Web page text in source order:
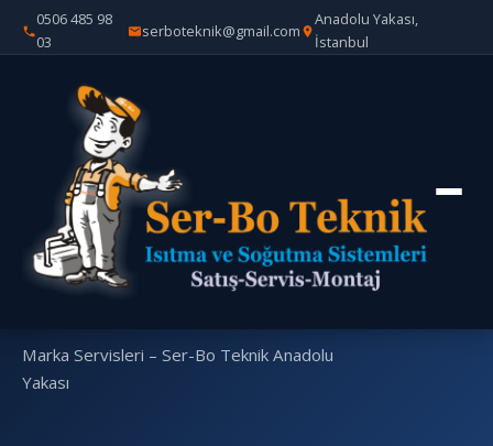
0506 485 98
03
serboteknik@gmail.com
Anadolu Yakası,
İstanbul
Marka
Servisleri
›
Roca Kazan Özel Servisi – Ser-
Bo Teknik Anadolu Yakası
Roca Kazan Özel
Servisi – Ser-Bo
Teknik Anadolu
Marka Servisleri – Ser-Bo Teknik Anadolu
Yakası